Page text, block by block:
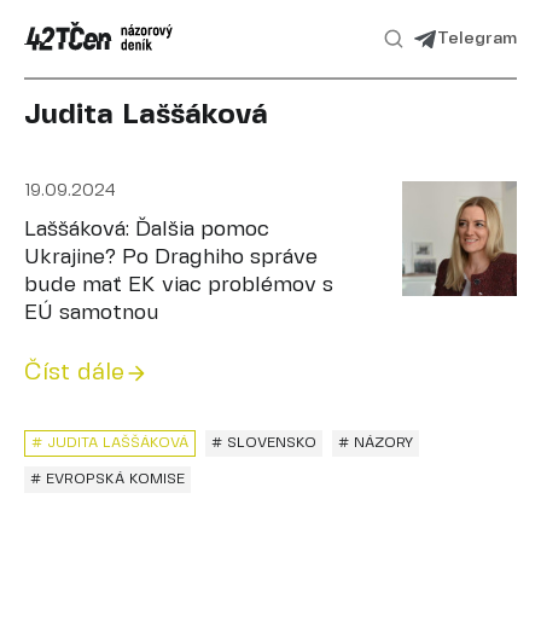
Telegram
Judita Laššáková
19.09.2024
Laššáková: Ďalšia pomoc
Ukrajine? Po Draghiho správe
bude mať EK viac problémov s
EÚ samotnou
Číst dále
# SLOVENSKO # NÁZORY
# EVROPSKÁ KOMISE
# JUDITA LAŠŠÁKOVÁ